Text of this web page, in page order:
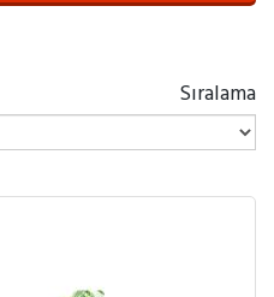
Sıralama